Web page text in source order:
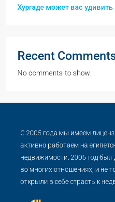
Хургаде может вас удивить
Recent
No comments to show.
С 2005 года мы имеем
активно работаем на
недвижимости. 2005 год
во многих отношениях, и не
открыли в себе страсть к